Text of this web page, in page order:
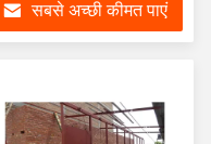
सबसे अच्छी कीमत पाएं